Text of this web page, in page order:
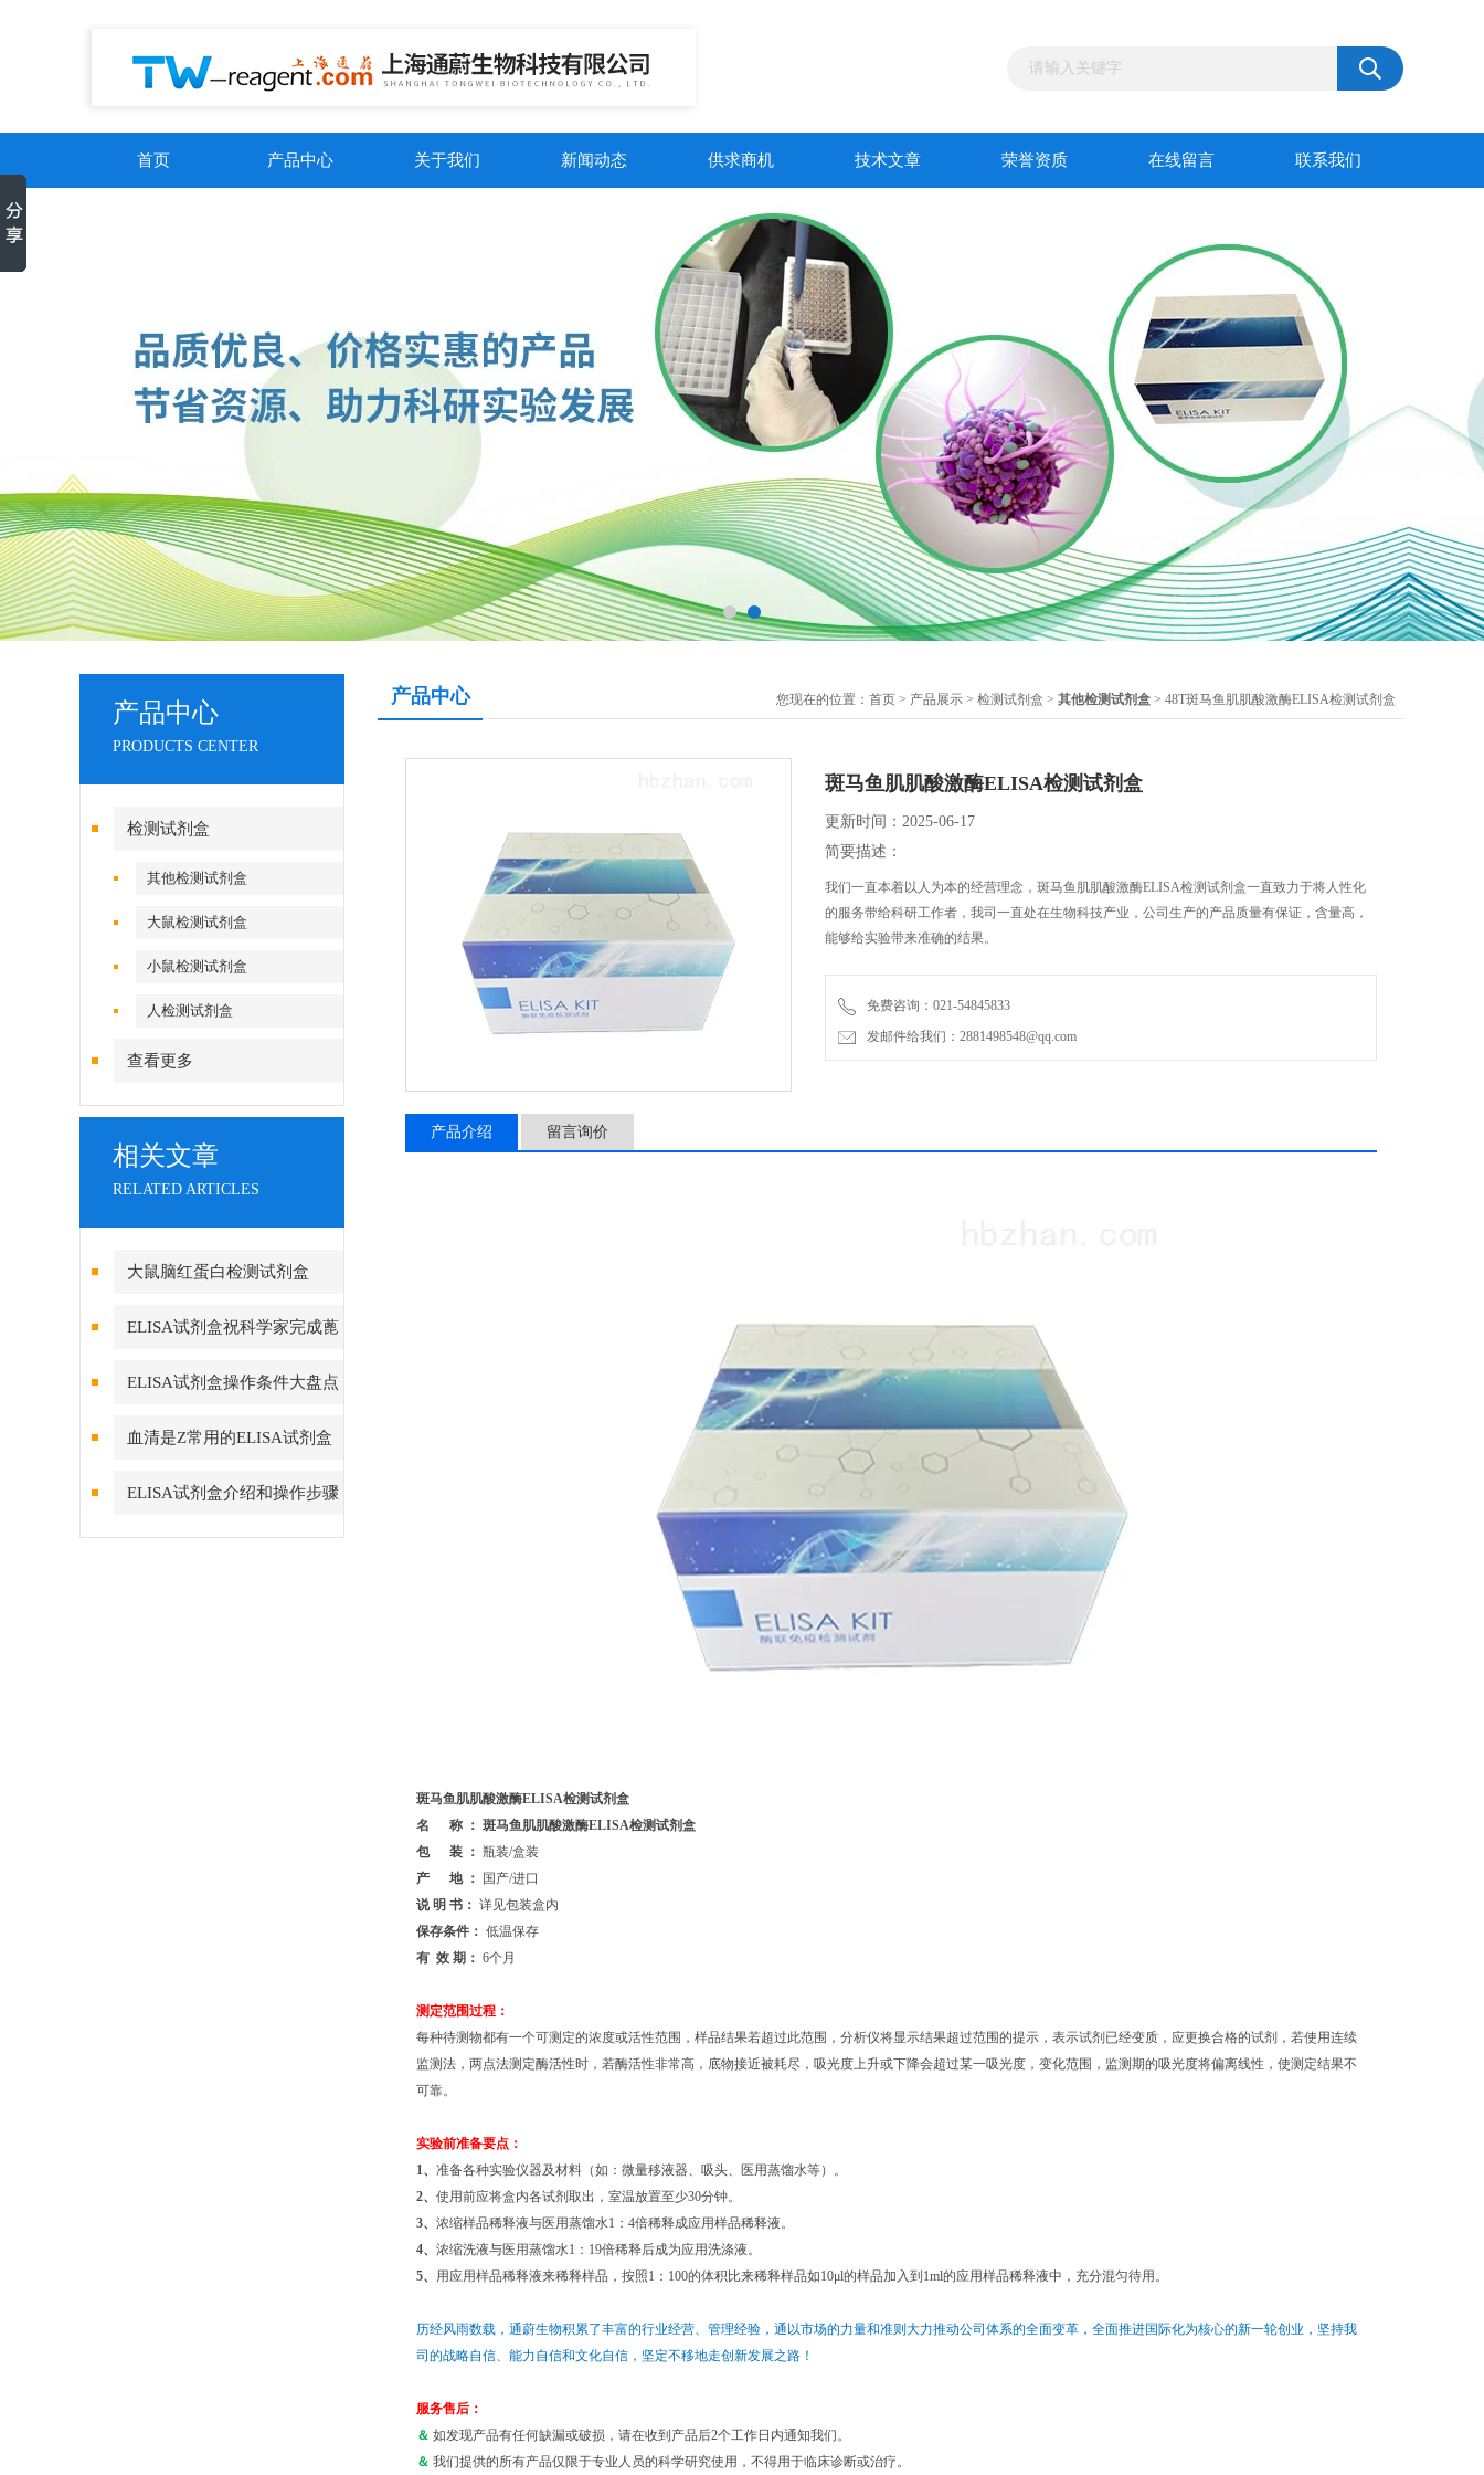
首页 产品中心 关于我们 新闻动态 供求商机 技术文章 荣誉资质 在线留言 联系我们
产品中心
PRODUCTS CENTER
检测试剂盒
其他检测试剂盒
大鼠检测试剂盒
小鼠检测试剂盒
人检测试剂盒
查看更多
相关文章
RELATED ARTICLES
大鼠脑红蛋白检测试剂盒
ELISA试剂盒祝科学家完成蓖
麻基因组bZIP家族鉴定与表达分
ELISA试剂盒操作条件大盘点
血清是Z常用的ELISA试剂盒
ELISA试剂盒介绍和操作步骤
产品中心 您现在的位置： 首页 > 产品展示 > 检测试剂盒 > 其他检测试剂盒 > 48T斑马鱼肌肌酸激酶ELISA检测试剂盒
斑马鱼肌肌酸激酶ELISA检测试剂盒
更新时间：2025-06-17
简要描述：
我们一直本着以人为本的经营理念，斑马鱼肌肌酸激酶ELISA检测试剂盒一直致力于将人性化
的服务带给科研工作者，我司一直处在生物科技产业，公司生产的产品质量有保证，含量高，
能够给实验带来准确的结果。
免费咨询：021-54845833
发邮件给我们：2881498548@qq.com
产品介绍 留言询价
斑马鱼肌肌酸激酶ELISA检测试剂盒
名 称 ： 斑马鱼肌肌酸激酶ELISA检测试剂盒
包 装 ： 瓶装/盒装
产 地 ：
国产/进口
说 明 书： 详见包装盒内
保存条件： 低温保存
有 效 期： 6个月
测定范围过程：
每种待测物都有一个可测定的浓度或活性范围，样品结果若超过此范围，分析仪将显示结果超过范围的提示，表示试剂已经变质，应更换合格的试剂，若使用连续
监测法，两点法测定酶活性时，若酶活性非常高，底物接近被耗尽，吸光度上升或下降会超过某一吸光度，变化范围，监测期的吸光度将偏离线性，使测定结果不
可靠。
实验前准备要点：
1、 准备各种实验仪器及材料（如：微量移液器、吸头、医用蒸馏水等）。
2、 使用前应将盒内各试剂取出，室温放置至少30分钟。
3、 浓缩样品稀释液与医用蒸馏水1：4倍稀释成应用样品稀释液。
4、 浓缩洗液与医用蒸馏水1：19倍稀释后成为应用洗涤液。
5、 用应用样品稀释液来稀释样品，按照1：100的体积比来稀释样品如10μl的样品加入到1ml的应用样品稀释液中，充分混匀待用。
历经风雨数载，通蔚生物积累了丰富的行业经营、管理经验，通以市场的力量和准则大力推动公司体系的全面变革，全面推进国际化为核心的新一轮创业，坚持我
司的战略自信、能力自信和文化自信，坚定不移地走创新发展之路！
服务售后：
＆ 如发现产品有任何缺漏或破损，请在收到产品后2个工作日内通知我们。
＆ 我们提供的所有产品仅限于专业人员的科学研究使用，不得用于临床诊断或治疗。